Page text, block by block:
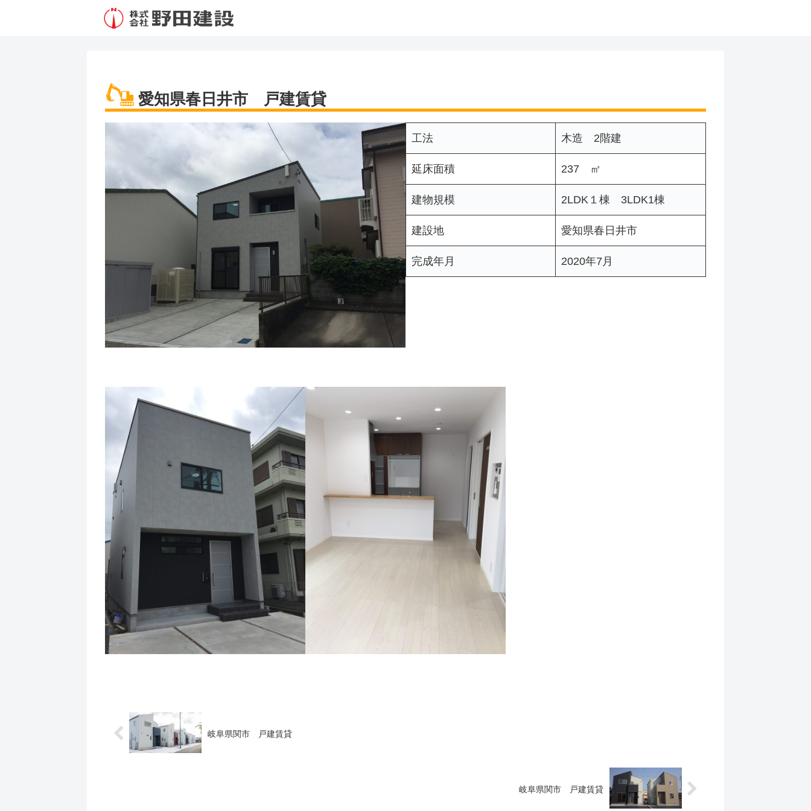
愛知県春日井市 戸建賃貸
工法 木造 2階建
延床面積 237 ㎡
建物規模 2LDK１棟 3LDK1棟
建設地 愛知県春日井市
完成年月 2020年7月
岐阜県関市 戸建賃貸
岐阜県関市 戸建賃貸